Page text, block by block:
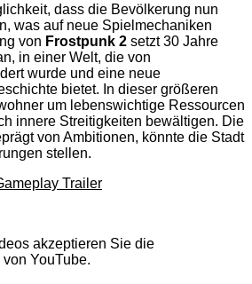
dass die Bevölkerung nun
was auf neue Spielmechaniken
von Frostpunk 2 setzt 30 Jahre
in einer Welt, die von
wurde und eine neue
bietet. In dieser größeren
um lebenswichtige Ressourcen
innere Streitigkeiten bewältigen. Die
von Ambitionen, könnte die Stadt
stellen.
Trailer
akzeptieren Sie die
YouTube.